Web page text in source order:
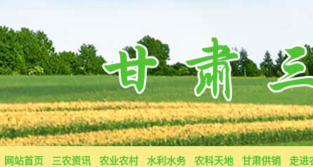
网站首页 三农资讯 农业农村 水利水务 农科天地 甘肃供销
走进